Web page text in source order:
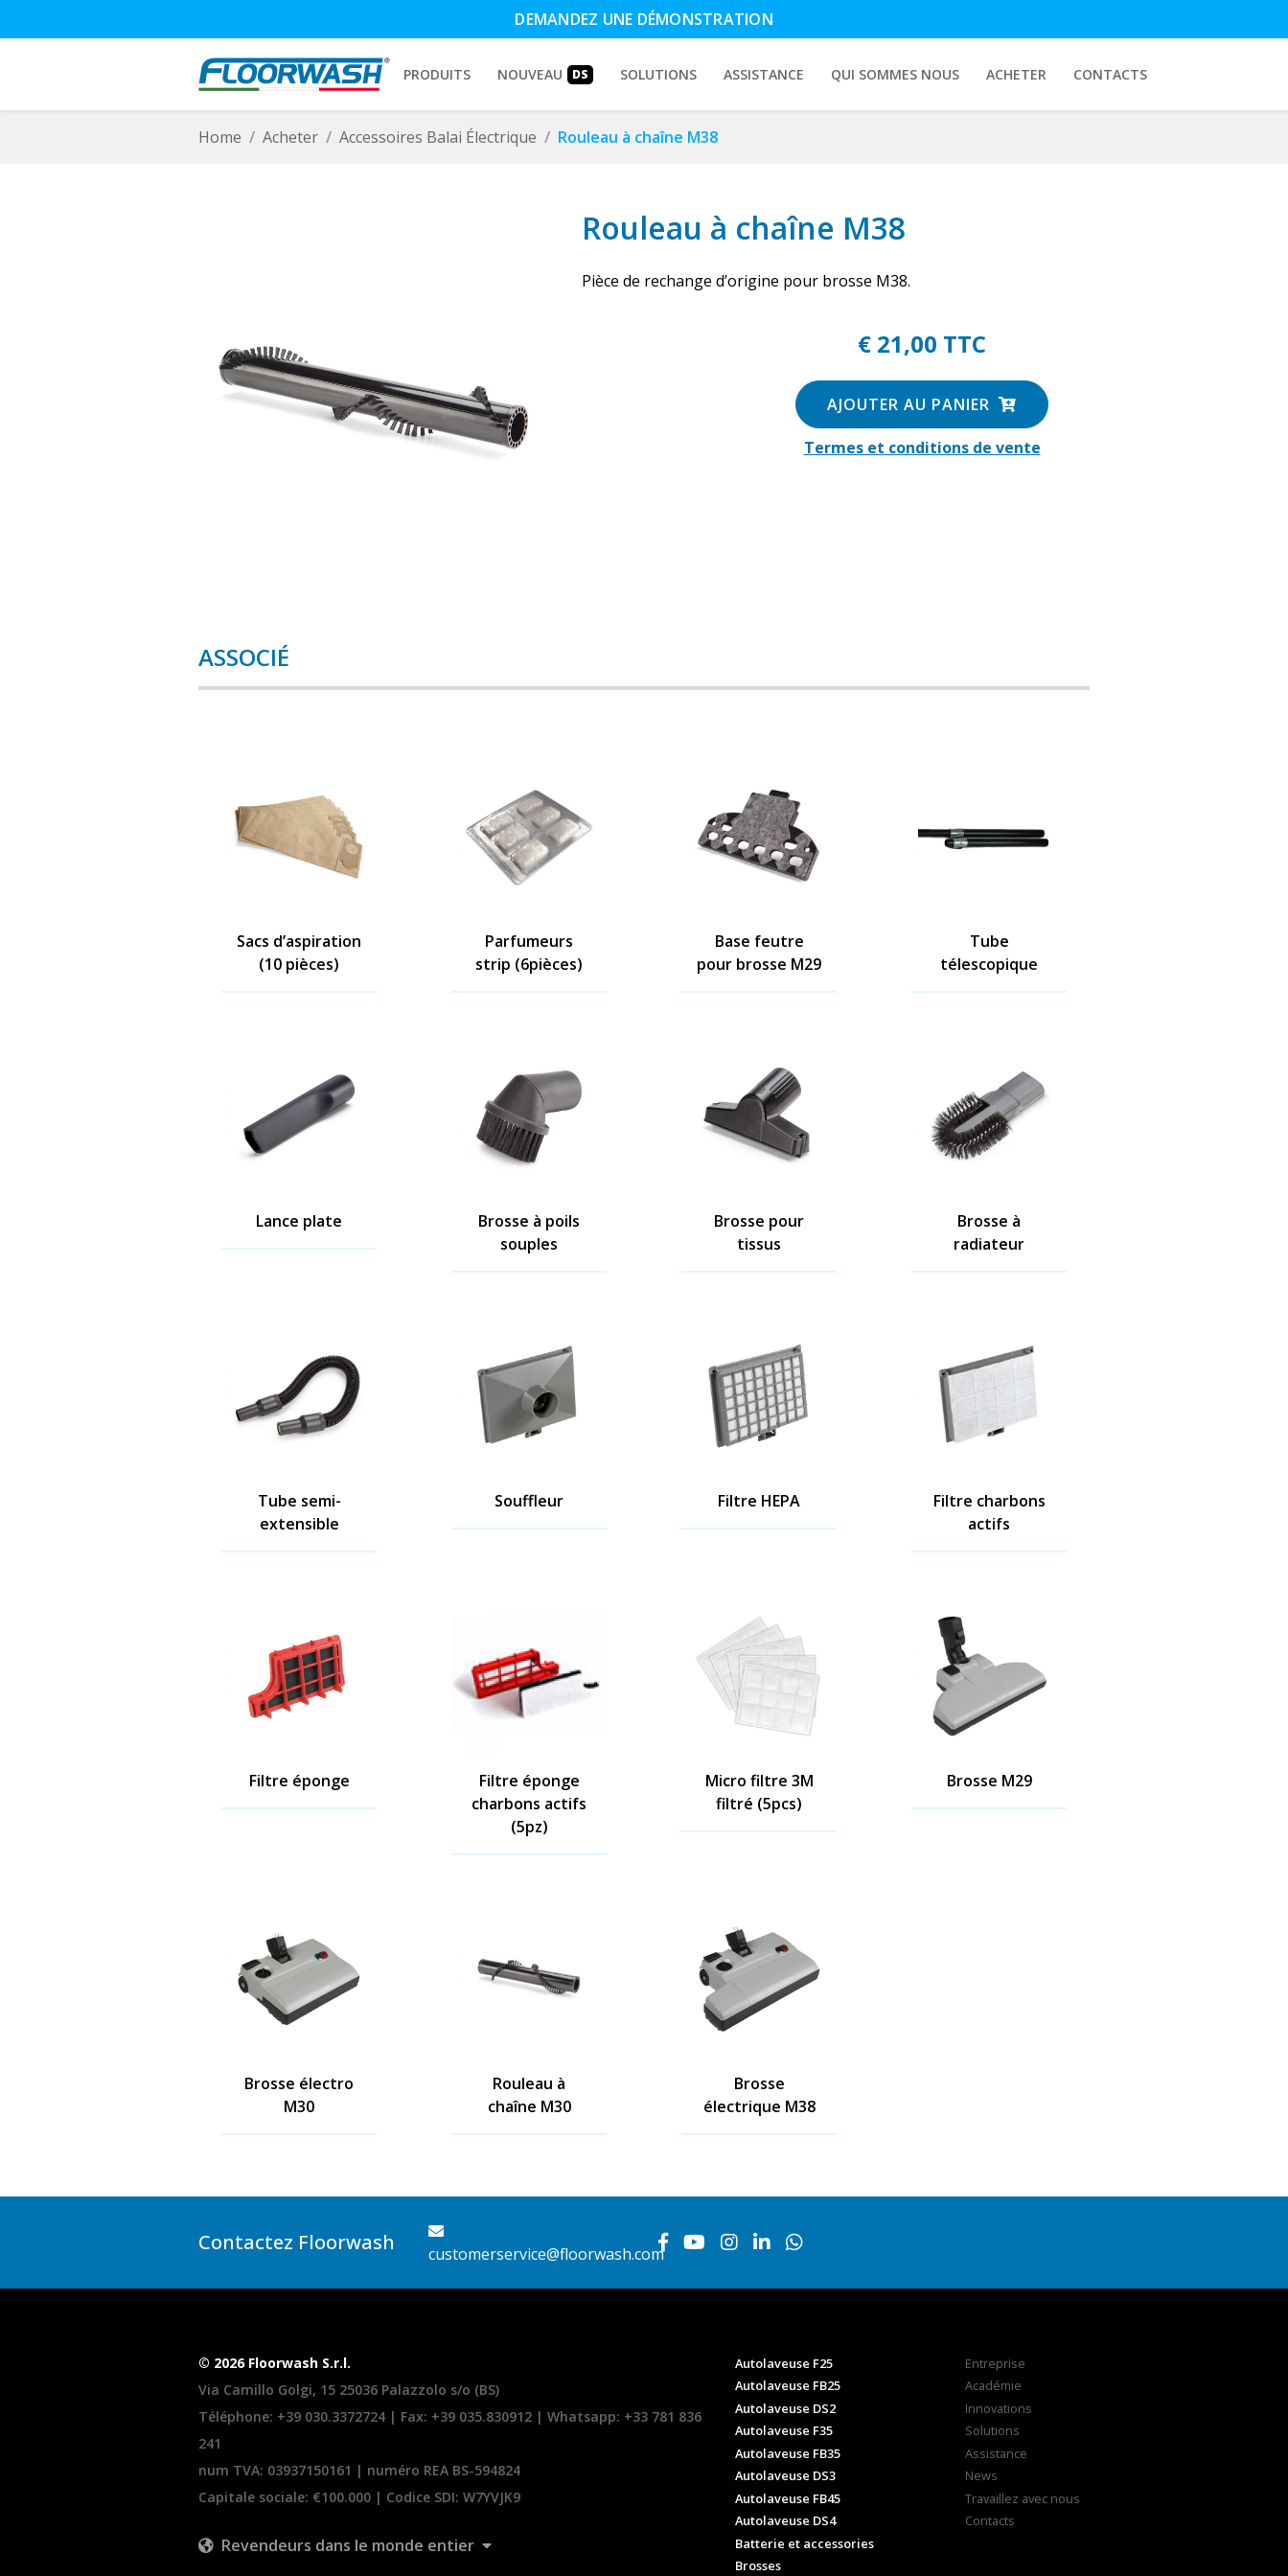
DEMANDEZ UNE DÉMONSTRATION
PRODUITS NOUVEAU DS SOLUTIONS ASSISTANCE QUI SOMMES NOUS ACHETER CONTACTS
Home Acheter Accessoires Balai Électrique Rouleau à chaîne M38
Rouleau à chaîne M38
Pièce de rechange d’origine pour brosse M38.
€ 21,00 TTC
AJOUTER AU PANIER
Termes et conditions de vente
ASSOCIÉ
Sacs d’aspiration
(10 pièces)
Parfumeurs
strip (6pièces)
Base feutre
pour brosse M29
Tube
télescopique
Lance plate
Brosse à poils
souples
Brosse pour
tissus
Brosse à
radiateur
Tube semi-
extensible
Souffleur Filtre HEPA
Filtre charbons
actifs
Filtre éponge
Filtre éponge
charbons actifs
(5pz)
Micro filtre 3M
filtré (5pcs)
Brosse M29
Brosse électro
M30
Rouleau à
chaîne M30
Brosse
électrique M38
Contactez Floorwash customerservice@floorwash.com
© 2026 Floorwash S.r.l.
Via Camillo Golgi, 15 25036 Palazzolo s/o (BS)
Téléphone: +39 030.3372724 | Fax: +39 035.830912 | Whatsapp: +33 781 836
241
num TVA: 03937150161 | numéro REA BS-594824
Capitale sociale: €100.000 | Codice SDI: W7YVJK9
Revendeurs dans le monde entier
Autolaveuse F25
Autolaveuse FB25
Autolaveuse DS2
Autolaveuse F35
Autolaveuse FB35
Autolaveuse DS3
Autolaveuse FB45
Autolaveuse DS4
Batterie et accessories
Brosses
Entreprise
Académie
Innovations
Solutions
Assistance
News
Travaillez avec nous
Contacts